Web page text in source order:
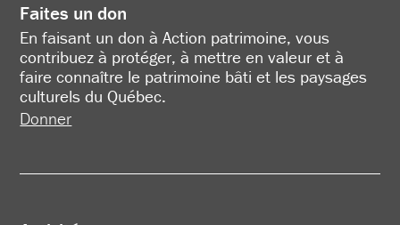
Faites un don
En faisant un don à Action patrimoine, vous
contribuez à protéger, à mettre en valeur et à
faire connaître le patrimoine bâti et les paysages
culturels du Québec.
Donner